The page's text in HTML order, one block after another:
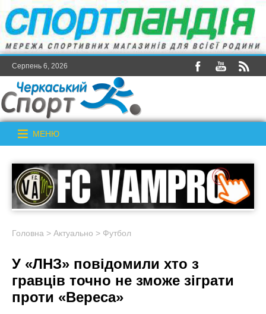
Серпень 6, 2026
МЕНЮ
Головна > Актуально > Футбол
У «ЛНЗ» повідомили хто з
гравців точно не зможе зіграти
проти «Вереса»